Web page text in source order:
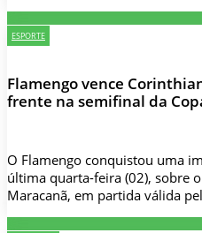
ESPORTE
Flamengo vence
frente na semifinal da
O Flamengo conquistou uma
última quarta-feira (02), sobre
Maracanã, em partida válida